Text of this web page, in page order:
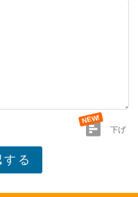
下げ